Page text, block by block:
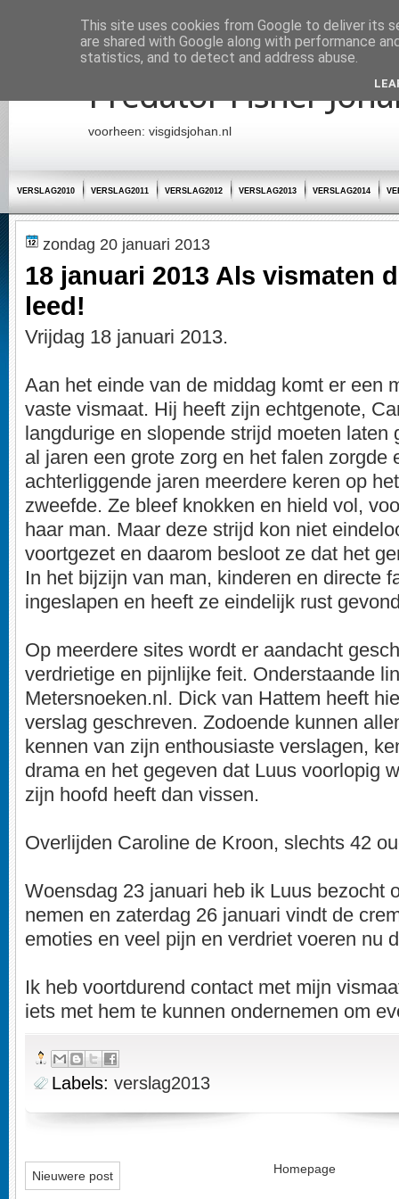
Startpagina
Predator Fisher
voorheen: visgidsjohan.nl
VERSLAG2010 VERSLAG2011 VERSLAG2012 VERSLAG2013 VERSLAG2014
zondag 20 januari 2013
18 januari 2013 Als vismaten
leed!
Vrijdag 18 januari 2013.
Aan het einde van de middag komt er een
vaste vismaat. Hij heeft zijn echtgenote,
langdurige en slopende strijd moeten laten
al jaren een grote zorg en het falen zorgde
achterliggende jaren meerdere keren op
zweefde. Ze bleef knokken en hield vol,
haar man. Maar deze strijd kon niet
voortgezet en daarom besloot ze dat het
In het bijzijn van man, kinderen en directe
ingeslapen en heeft ze eindelijk rust
Op meerdere sites wordt er aandacht
verdrietige en pijnlijke feit. Onderstaande
Metersnoeken.nl. Dick van Hattem heeft
verslag geschreven. Zodoende kunnen
kennen van zijn enthousiaste verslagen,
drama en het gegeven dat Luus voorlopig
zijn hoofd heeft dan vissen.
Overlijden Caroline de Kroon, slechts 42
Woensdag 23 januari heb ik Luus bezocht
nemen en zaterdag 26 januari vindt de
emoties en veel pijn en verdriet voeren nu
Ik heb voortdurend contact met mijn
iets met hem te kunnen ondernemen om
Labels: verslag2013
Nieuwere post Homepage
This site uses cookies from Google to deliver its
are shared with Google along with performance
statistics, and to detect and address abuse.